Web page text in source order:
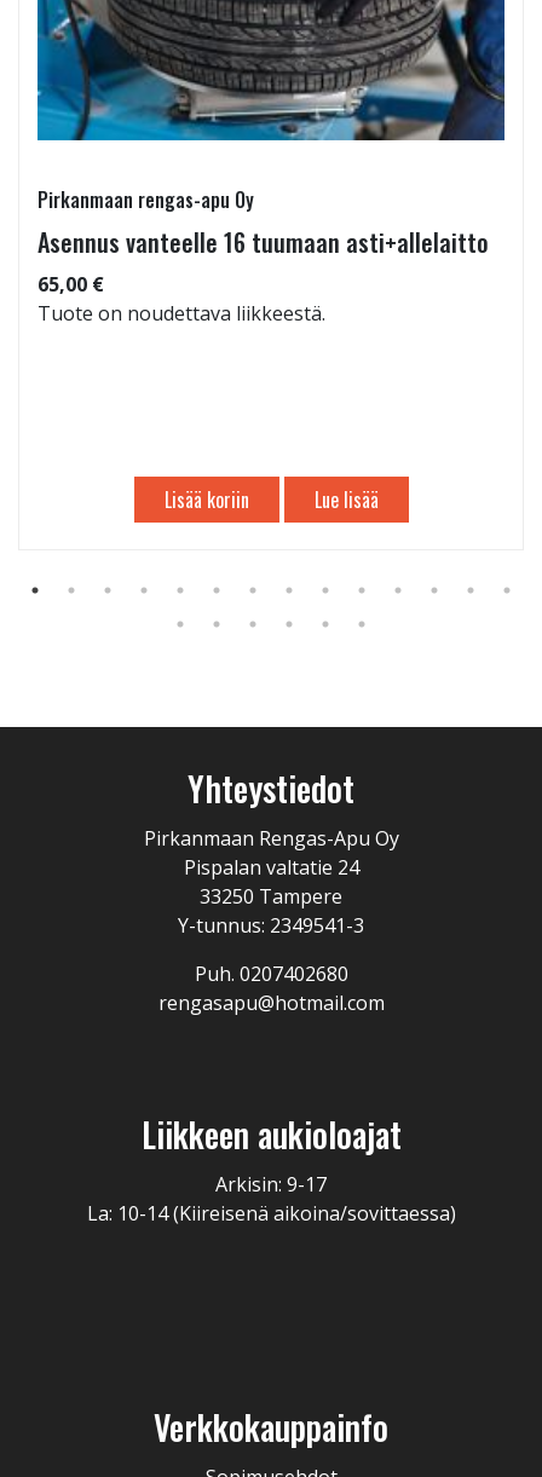
Pirkanmaan rengas-apu Oy
Asennus vanteelle 16 tuumaan asti+allelaitto
65,00 €
Tuote on noudettava liikkeestä.
Lisää koriin Lue lisää
Yhteystiedot
Pirkanmaan Rengas-Apu Oy
Pispalan valtatie 24
33250 Tampere
Y-tunnus: 2349541-3
Puh. 0207402680
rengasapu@hotmail.com
Liikkeen aukioloajat
Arkisin: 9-17
La: 10-14 (Kiireisenä aikoina/sovittaessa)
Verkkokauppainfo